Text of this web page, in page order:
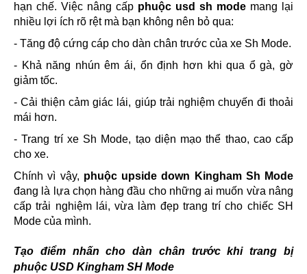
hạn chế. Việc nâng cấp phuộc usd sh mode mang lại
nhiều lợi ích rõ rệt mà bạn không nên bỏ qua:
- Tăng độ cứng cáp cho dàn chân trước của xe Sh Mode.
- Khả năng nhún êm ái, ổn định hơn khi qua ổ gà, gờ
giảm tốc.
- Cải thiện cảm giác lái, giúp trải nghiệm chuyến đi thoải
mái hơn.
- Trang trí xe Sh Mode, tạo diện mạo thể thao, cao cấp
cho xe.
Chính vì vậy, phuộc upside down Kingham Sh Mode
đang là lựa chọn hàng đầu cho những ai muốn vừa nâng
cấp trải nghiệm lái, vừa làm đẹp trang trí cho chiếc SH
Mode của mình.
Tạo điểm nhấn cho dàn chân trước khi trang bị
phuộc USD Kingham SH Mode